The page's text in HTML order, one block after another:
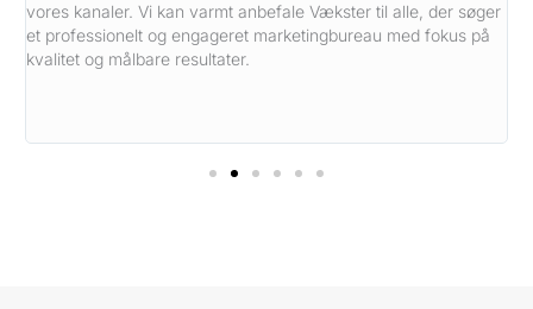
vores kanaler. Vi kan varmt anbefale Vækster til alle, der søger
et professionelt og engageret marketingbureau med fokus på
kvalitet og målbare resultater.